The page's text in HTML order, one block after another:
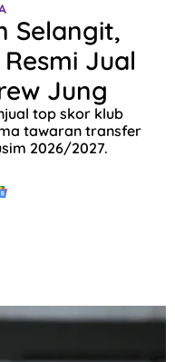
Selangit,
Jual
Jung
top skor klub
tawaran transfer
2026/2027.